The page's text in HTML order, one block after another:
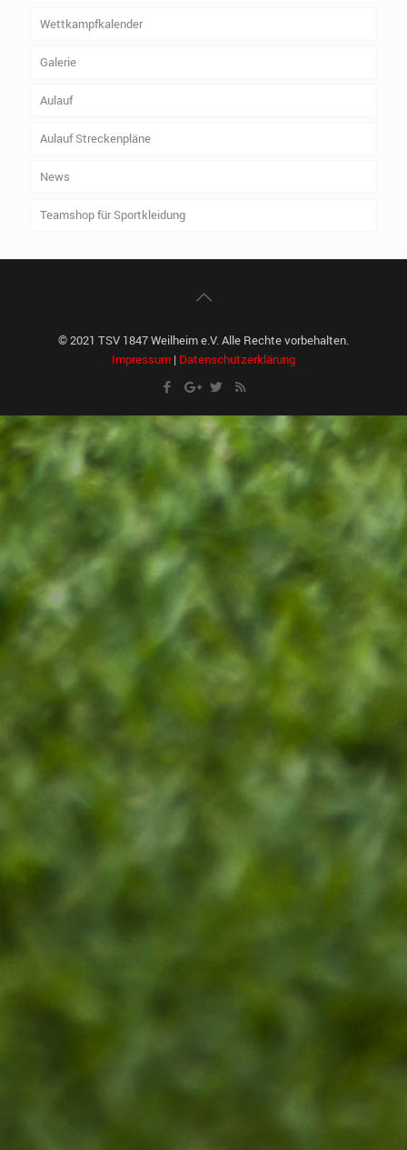
Wettkampfkalender
Galerie
Aulauf
Aulauf Streckenpläne
News
Teamshop für Sportkleidung
© 2021 TSV 1847 Weilheim e.V. Alle Rechte vorbehalten.
Impressum | Datenschutzerklärung